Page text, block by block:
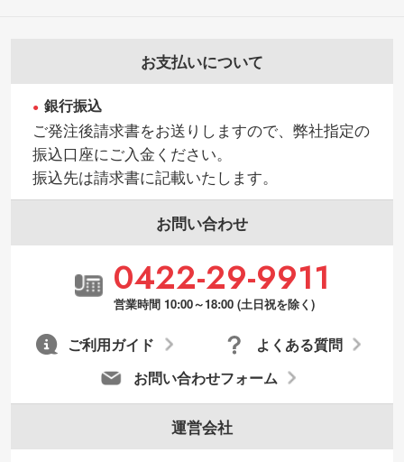
お支払いについて
銀行振込
ご発注後請求書をお送りしますので、弊社指定の
振込口座にご入金ください。
振込先は請求書に記載いたします。
お問い合わせ
0422-29-9911
営業時間 10:00～18:00 (土日祝を除く)
お問い合わせフォーム
よくある質問
ご利用ガイド
運営会社